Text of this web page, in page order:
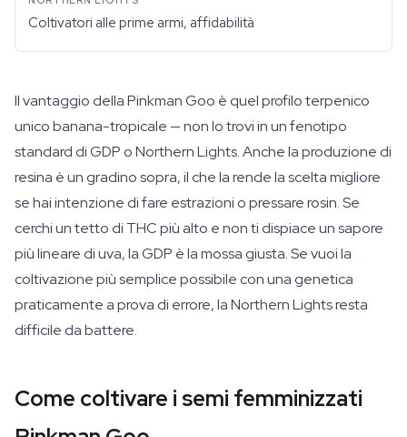
Coltivatori alle prime armi, affidabilità
Il vantaggio della Pinkman Goo è quel profilo terpenico
unico banana-tropicale — non lo trovi in un fenotipo
standard di GDP o Northern Lights. Anche la produzione di
resina è un gradino sopra, il che la rende la scelta migliore
se hai intenzione di fare estrazioni o pressare rosin. Se
cerchi un tetto di THC più alto e non ti dispiace un sapore
più lineare di uva, la GDP è la mossa giusta. Se vuoi la
coltivazione più semplice possibile con una genetica
praticamente a prova di errore, la Northern Lights resta
difficile da battere.
Come coltivare i semi femminizzati